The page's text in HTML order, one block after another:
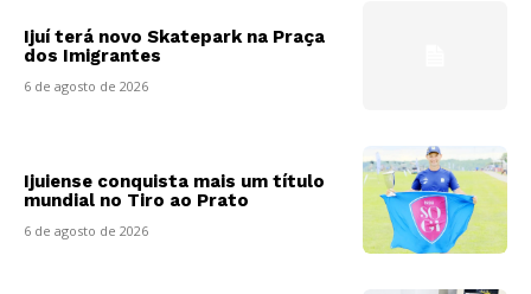
Ijuí terá novo Skatepark na Praça
dos Imigrantes
6 de agosto de 2026
Ijuiense conquista mais um título
mundial no Tiro ao Prato
6 de agosto de 2026